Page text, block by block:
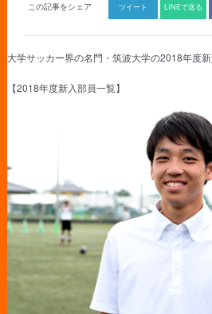
この記事をシェア ツイート LINEで送る
大学サッカー界の名門・筑波大学の2018年度
【2018年度新入部員一覧】